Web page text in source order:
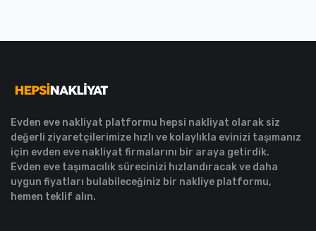
Evden eve nakliyat platformu hepsi nakliyat olarak siz
değerli ziyaretçilerimize hızlı ve kolaylıkla evinizi taşımanız
için evden eve nakliyat firmalarını bir araya getirdik.
Evden eve taşımacılık sürecinizi hızlandıracak ve daha
uygun fiyatları bulabileceğiniz bir nakliye platformu,
hemen teklif alın.